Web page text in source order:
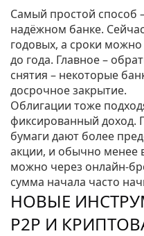
Самый простой способ
надёжном банке.
годовых, а сроки
до года. Главное –
снятия – некоторые
досрочное закрытие.
Облигации тоже
фиксированный доход.
бумаги дают более
акции, и обычно менее
можно через
сумма начала часто
НОВЫЕ
P2P И